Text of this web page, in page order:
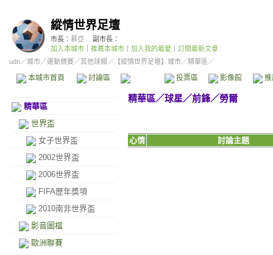
縱情世界足壇
市長： 慕亞
副市長：
加入本城市
推薦本城市 加入我的最愛
訂閱最新文章
udn／城市／運動競賽／其他球類 ／ 【縱情世界足壇】城市／精華區／
本城市首頁 討論區 精華區 投票區 影像館
精華區
世界盃
女子世界盃
2002世界盃
2006世界盃
FIFA歷年獎項
2010南非世界盃
影音圖檔
歐洲聯賽
精華區／球星／前鋒／勞爾
心情 討論主題